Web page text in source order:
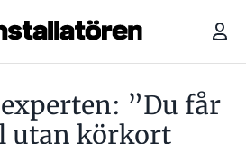
”Du får
utan körkort